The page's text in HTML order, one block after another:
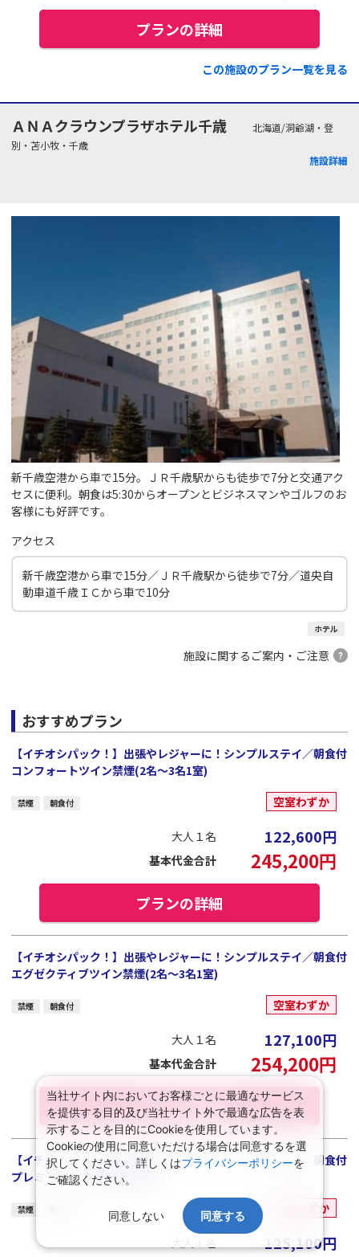
プランの詳細
この施設のプラン一覧を見る
ＡＮＡクラウンプラザホテル千歳
北海道/洞爺湖・登
別・苫小牧・千歳
施設詳細
新千歳空港から車で15分。ＪＲ千歳駅からも徒歩で7分と交通アク
セスに便利。朝食は5:30からオープンとビジネスマンやゴルフのお
客様にも好評です。
アクセス
新千歳空港から車で15分／ＪＲ千歳駅から徒歩で7分／道央自
動車道千歳ＩＣから車で10分
ホテル
施設に関するご案内・ご注意
おすすめプラン
【イチオシパック！】出張やレジャーに！シンプルステイ／朝食付
コンフォートツイン禁煙(2名～3名1室)
禁煙 朝食付 空室わずか
大人１名 122,600円
基本代金合計 245,200円
プランの詳細
【イチオシパック！】出張やレジャーに！シンプルステイ／朝食付
エグゼクティブツイン禁煙(2名～3名1室)
禁煙 朝食付 空室わずか
大人１名 127,100円
基本代金合計 254,200円
プランの詳細
【イチオシパック！】出張やレジャーに！シンプルステイ／朝食付
プレミアツイン禁煙(2名1室)
禁煙 空室わずか
125,100円
当社サイト内においてお客様ごとに最適なサービス
を提供する目的及び当社サイト外で最適な広告を表
示することを目的にCookieを使用しています。
Cookieの使用に同意いただける場合は同意するを選
択してください。詳しくはプライバシーポリシーを
ご確認ください。
同意しない 同意する